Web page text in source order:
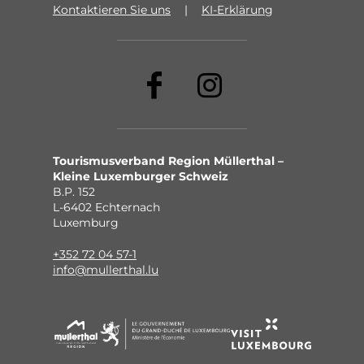
Kontaktieren Sie uns
KI-Erklärung
Tourismusverband Region Müllerthal –
Kleine Luxemburger Schweiz
B.P. 152
L-6402 Echternach
Luxemburg
+352 72 04 57-1
info@mullerthal.lu